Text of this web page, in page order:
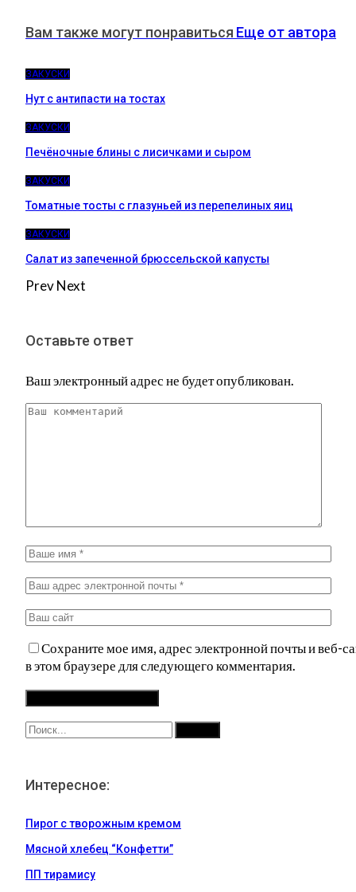
Вам также могут понравиться Еще от автора
ЗАКУСКИ
Нут с антипасти на тостах
ЗАКУСКИ
Печёночные блины с лисичками и сыром
ЗАКУСКИ
Томатные тосты с глазуньей из перепелиных яиц
ЗАКУСКИ
Салат из запеченной брюссельской капусты
PrevNext
Оставьте ответ
Ваш электронный адрес не будет опубликован.
Сохраните мое имя, адрес электронной почты и веб-
в этом браузере для следующего комментария.
Интересное:
Пирог с творожным кремом
Мясной хлебец “Конфетти”
ПП тирамису